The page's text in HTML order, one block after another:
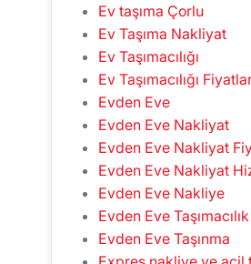
Ev taşıma Çorlu
Ev Taşıma Nakliyat
Ev Taşımacılığı
Ev Taşımacılığı
Evden Eve
Evden Eve Nakliyat
Evden Eve Nakliyat
Evden Eve Nakliyat
Evden Eve Nakliye
Evden Eve Taşımacılık
Evden Eve Taşınma